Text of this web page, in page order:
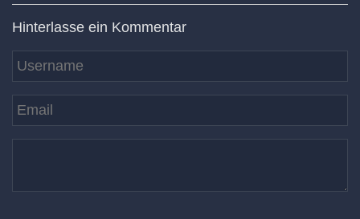
Hinterlasse ein Kommentar